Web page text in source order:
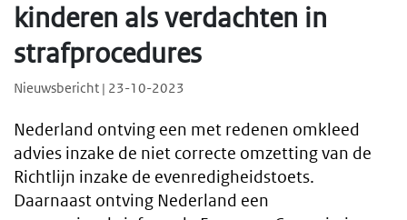
kinderen als verdachten in
strafprocedures
Nieuwsbericht | 23-10-2023
Nederland ontving een met redenen omkleed
advies inzake de niet correcte omzetting van de
Richtlijn inzake de evenredigheidstoets.
Daarnaast ontving Nederland een